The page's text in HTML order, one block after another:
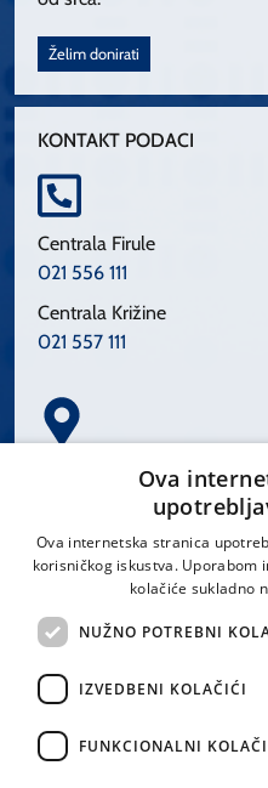
Želim donirati
KONTAKT PODACI
Centrala Firule
021 556 111
Centrala Križine
021 557 111
Spinčićeva 1, 21000 Split
LINKOVI
Uvjeti korištenja
Ova
Ova internetska stranica
korisničkog iskustva. Uporabom
kolačiće sukladno
NUŽNO POTREBNI
IZVEDBENI KOLAČIĆI
FUNKCIONALNI